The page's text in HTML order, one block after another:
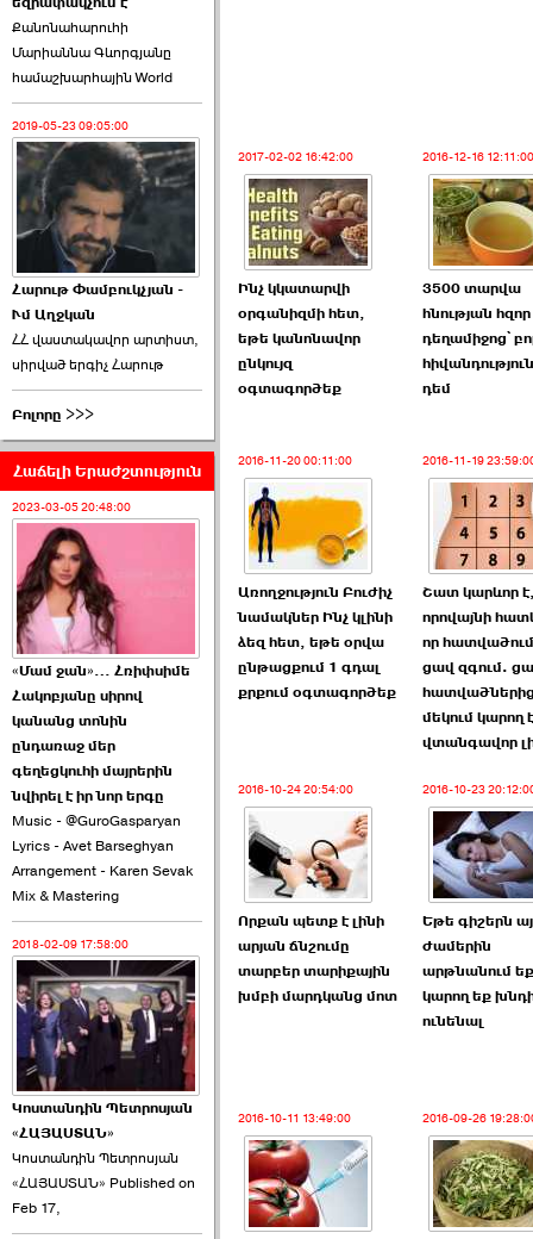
Ռուբեն Ռուբինյանը ›››
2026-06-23 21:28:00
«Ժողովուրդ»-ը
հերթական ›››
2026-06-21 23:00:00
armlur.ՔՊ-ի ներսում
սպասում են ›››
2026-06-10 22:55:00
Ուշքի չենք գալիս այն
խայտառակ ›››
2026-06-09 15:05:00
Ծառուկյանի փեսան
վնասել է ›››
2026-06-09 07:11:00
Այս ընդդիմությունը
կվերցնի ›››
Քանոնահարուհի
Մարիաննա Գևորգյանը
համաշխարհային World
2019-05-23 09:05:00
Հարութ Փամբուկչյան -
Ւմ Աղջկան
ՀՀ վաստակավոր արտիստ,
սիրված երգիչ Հարութ
Բոլորը >>>
Հաճելի Երաժշտություն
2023-03-05 20:48:00
«Մամ ջան»… Հռիփսիմե
Հակոբյանը սիրով
կանանց տոնին
ընդառաջ մեր
գեղեցկուհի մայրերին
նվիրել է իր նոր երգը
Music - @GuroGasparyan
Lyrics - Avet Barseghyan
Arrangement - Karen Sevak
Mix & Mastering
2018-02-09 17:58:00
Կոստանդին Պետրոսյան
«ՀԱՅԱՍՏԱՆ»
Կոստանդին Պետրոսյան
«ՀԱՅԱՍՏԱՆ» Published on
Feb 17,
2017-02-02 16:42:00
Ինչ կկատարվի
օրգանիզմի հետ,
եթե կանոնավոր
ընկույզ
օգտագործեք
2016-12-16 12:11:00
3500 տարվա
հնության հզոր
դեղամիջոց՝
դեմ
2016-11-20 00:11:00
Առողջություն Բուժիչ
նամակներ Ինչ կլինի
ձեզ հետ, եթե օրվա
ընթացքում 1 գդալ
քրքում օգտագործեք
2016-11-19
Շատ կարևոր
որովայնի
որ
ցավ զգում.
մեկում կարող է
վտանգավոր
2016-10-24 20:54:00
Որքան պետք է լինի
արյան ճնշումը
տարբեր տարիքային
խմբի մարդկանց մոտ
2016-10-23
Եթե գիշերն
ժամերին
արթնանում
կարող եք
ունենալ
2016-10-11 13:49:00 2016-09-26